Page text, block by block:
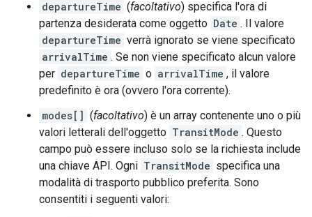
departureTime (facoltativo) specifica l'ora di
partenza desiderata come oggetto Date . Il valore
departureTime verrà ignorato se viene specificato
arrivalTime . Se non viene specificato alcun valore
per departureTime o arrivalTime , il valore
predefinito è ora (ovvero l'ora corrente).
modes[]
(facoltativo) è un array contenente uno o più
valori letterali dell'oggetto TransitMode . Questo
campo può essere incluso solo se la richiesta include
una chiave API. Ogni TransitMode specifica una
modalità di trasporto pubblico preferita. Sono
consentiti i seguenti valori: